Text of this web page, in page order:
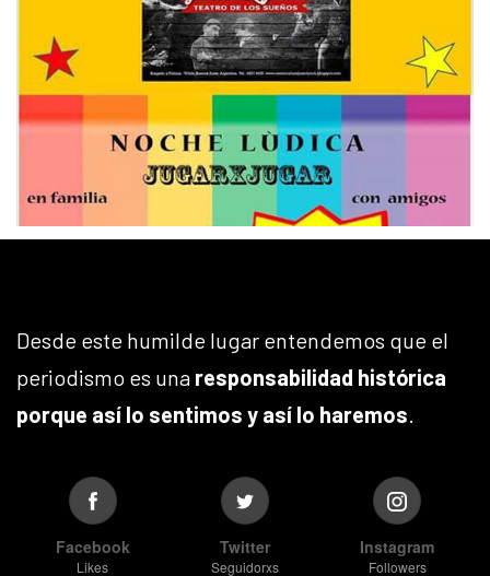
Desde este humilde lugar entendemos que el
periodismo es una responsabilidad histórica
porque así lo sentimos y así lo haremos.
Facebook
Likes
Twitter
Seguidorxs
Instagram
Followers